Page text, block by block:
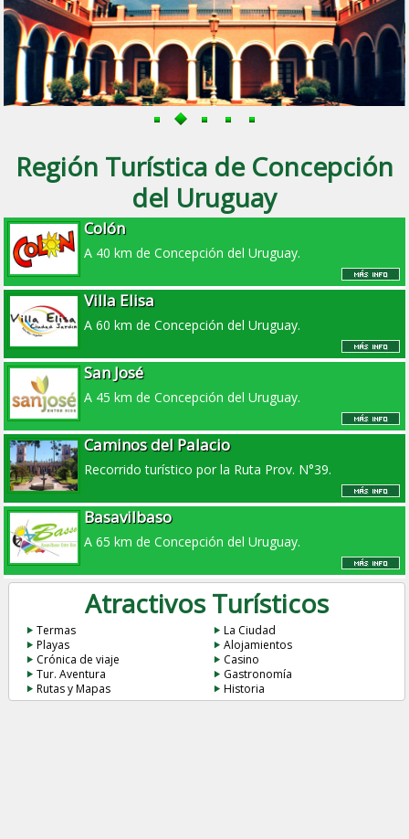
Región Turística de Concepción
del Uruguay
Colón
A 40 km de Concepción del Uruguay.
Villa Elisa
A 60 km de Concepción del Uruguay.
San José
A 45 km de Concepción del Uruguay.
Caminos del Palacio
Recorrido turístico por la Ruta Prov. N°39.
Basavilbaso
A 65 km de Concepción del Uruguay.
Atractivos Turísticos
Termas
La Ciudad
Playas
Alojamientos
Crónica de viaje
Casino
Tur. Aventura
Gastronomía
Rutas y Mapas
Historia